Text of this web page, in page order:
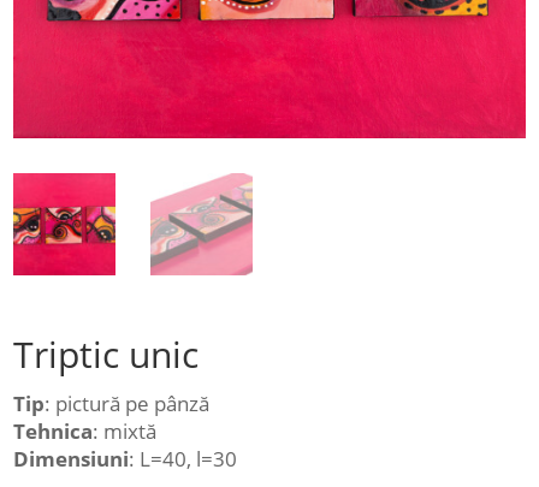
Triptic unic
Tip: pictură pe pânză
Tehnica: mixtă
Dimensiuni: L=40, l=30